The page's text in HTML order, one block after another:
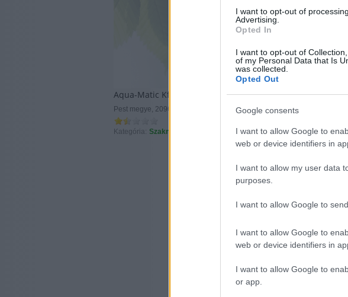
I want to opt-out of
Advertising.
Opted In
I want to opt-out of
of my Personal Data that Is
was collected.
Opted Out
Google consents
I want to allow Google to
web or device identifiers in
I want to allow my user data
purposes.
I want to allow Google to
I want to allow Google to
web or device identifiers in
I want to allow Google to
or app.
Aqua-Matic Kft
Pest megye, 2096, Üröm, Péterhegyi út 1.
Kategória: Szaknévsor